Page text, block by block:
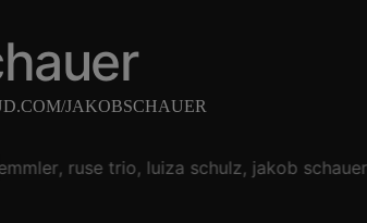
JAKOBSCHAUER
ruse trio luiza schulz jakob schauer